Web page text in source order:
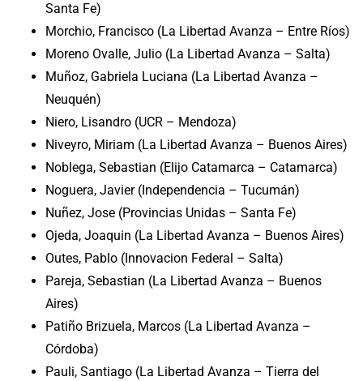
Santa Fe)
Morchio, Francisco (La Libertad Avanza – Entre Ríos)
Moreno Ovalle, Julio (La Libertad Avanza – Salta)
Muñoz, Gabriela Luciana (La Libertad Avanza –
Neuquén)
Niero, Lisandro (UCR – Mendoza)
Niveyro, Miriam (La Libertad Avanza – Buenos Aires)
Noblega, Sebastian (Elijo Catamarca – Catamarca)
Noguera, Javier (Independencia – Tucumán)
Nuñez, Jose (Provincias Unidas – Santa Fe)
Ojeda, Joaquin (La Libertad Avanza – Buenos Aires)
Outes, Pablo (Innovacion Federal – Salta)
Pareja, Sebastian (La Libertad Avanza – Buenos
Aires)
Patiño Brizuela, Marcos (La Libertad Avanza –
Córdoba)
Pauli, Santiago (La Libertad Avanza – Tierra del